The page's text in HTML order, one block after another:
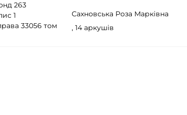
263
1
33056 том
Сахновська Роза Марківна
, 14 аркушів